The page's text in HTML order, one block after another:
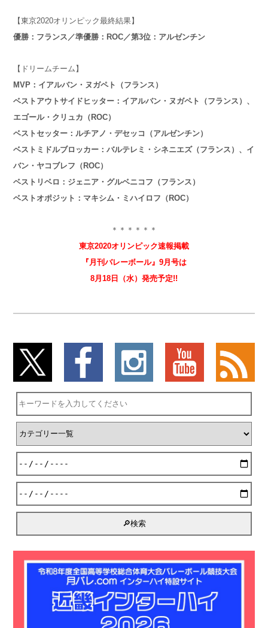
【東京2020オリンピック最終結果】
優勝：フランス／準優勝：ROC／第3位：アルゼンチン
【ドリームチーム】
MVP：イアルバン・ヌガペト（フランス）
ベストアウトサイドヒッター：イアルバン・ヌガペト（フランス）、
エゴール・クリュカ（ROC）
ベストセッター：ルチアノ・デセッコ（アルゼンチン）
ベストミドルブロッカー：バルテレミ・シネニエズ（フランス）、イ
バン・ヤコブレフ（ROC）
ベストリベロ：ジェニア・グルベニコフ（フランス）
ベストオポジット：マキシム・ミハイロフ（ROC）
＊＊＊＊＊＊
東京2020オリンピック速報掲載
『月刊バレーボール』9月号は
8月18日（水）発売予定!!